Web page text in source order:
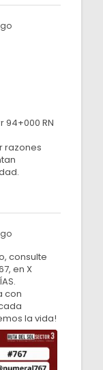
94+000 RN
razones
consulte
en X
con
la vida!